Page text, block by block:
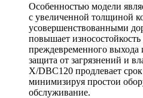
Особенностью модели
с увеличенной толщиной
усовершенствованными
повышает
преждевременного выхода
защита от загрязнений и
X/DBC120 продлевает
минимизируя простои
обслуживание.